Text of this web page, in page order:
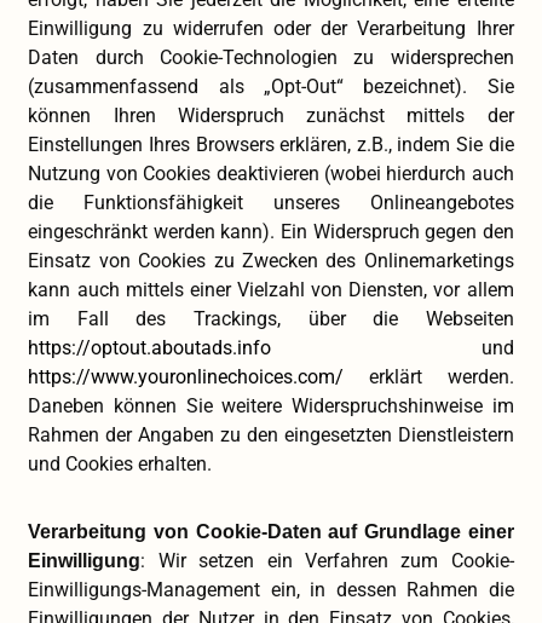
Einwilligung zu widerrufen oder der Verarbeitung Ihrer
Daten durch Cookie-Technologien zu widersprechen
(zusammenfassend als „Opt-Out“ bezeichnet). Sie
können Ihren Widerspruch zunächst mittels der
Einstellungen Ihres Browsers erklären, z.B., indem Sie die
Nutzung von Cookies deaktivieren (wobei hierdurch auch
die Funktionsfähigkeit unseres Onlineangebotes
eingeschränkt werden kann). Ein Widerspruch gegen den
Einsatz von Cookies zu Zwecken des Onlinemarketings
kann auch mittels einer Vielzahl von Diensten, vor allem
im Fall des Trackings, über die Webseiten
https://optout.aboutads.info und
https://www.youronlinechoices.com/ erklärt werden.
Daneben können Sie weitere Widerspruchshinweise im
Rahmen der Angaben zu den eingesetzten Dienstleistern
und Cookies erhalten.
Verarbeitung von Cookie-Daten auf Grundlage einer
Einwilligung: Wir setzen ein Verfahren zum Cookie-
Einwilligungs-Management ein, in dessen Rahmen die
Einwilligungen der Nutzer in den Einsatz von Cookies,